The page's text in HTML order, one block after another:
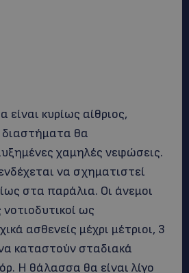
είναι κυρίως αίθριος,
θα
χαμηλές νεφώσεις.
να σχηματιστεί
στα παράλια. Οι άνεμοι
ως
ασθενείς μέχρι μέτριοι, 3
καταστούν σταδιακά
Η θάλασσα θα είναι λίγο